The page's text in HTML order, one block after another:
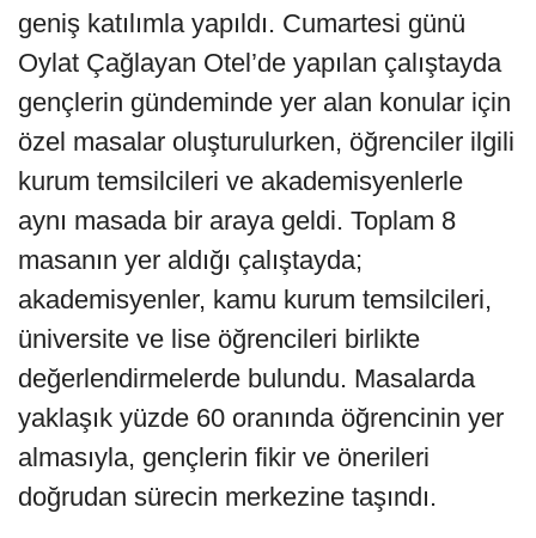
geniş katılımla yapıldı. Cumartesi günü
Oylat Çağlayan Otel’de yapılan çalıştayda
gençlerin gündeminde yer alan konular için
özel masalar oluşturulurken, öğrenciler ilgili
kurum temsilcileri ve akademisyenlerle
aynı masada bir araya geldi. Toplam 8
masanın yer aldığı çalıştayda;
akademisyenler, kamu kurum temsilcileri,
üniversite ve lise öğrencileri birlikte
değerlendirmelerde bulundu. Masalarda
yaklaşık yüzde 60 oranında öğrencinin yer
almasıyla, gençlerin fikir ve önerileri
doğrudan sürecin merkezine taşındı.